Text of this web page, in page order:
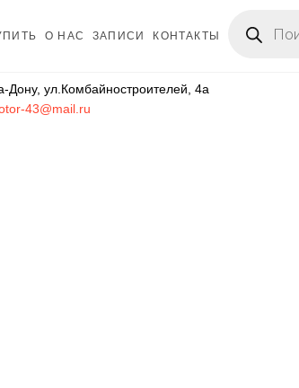
О НАС ЗАПИСИ КОНТАКТЫ
товаров
Дону, ул.Комбайностроителей, 4а
43@mail.ru